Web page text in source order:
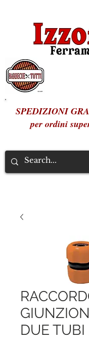
SPEDIZIONI
per ordini
DUE